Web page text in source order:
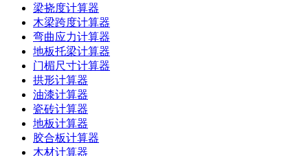
梁挠度计算器
木梁跨度计算器
弯曲应力计算器
地板托梁计算器
门楣尺寸计算器
拱形计算器
油漆计算器
瓷砖计算器
地板计算器
胶合板计算器
木材计算器